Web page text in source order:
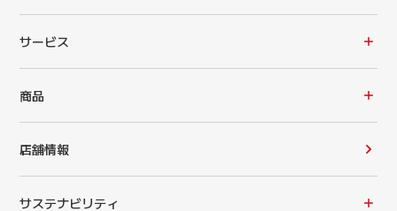
サービス
商品
店舗情報
サステナビリティ